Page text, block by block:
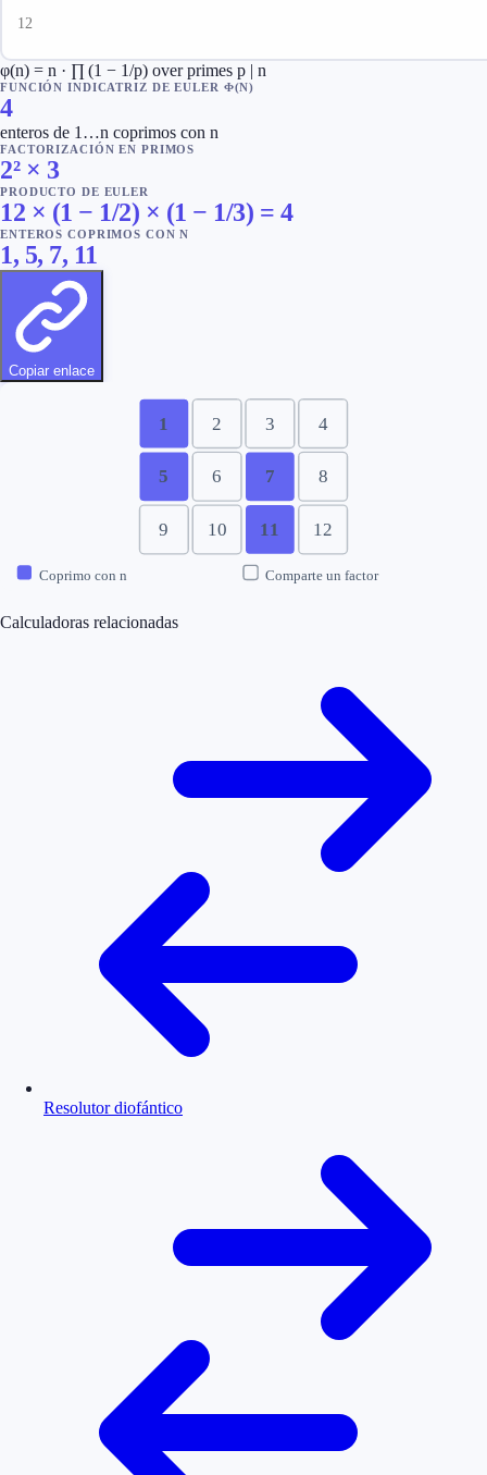
φ(n) = n · ∏ (1 − 1/p) over primes p | n
FUNCIÓN INDICATRIZ DE EULER Φ(N)
4
enteros de 1…n coprimos con n
FACTORIZACIÓN EN PRIMOS
2² × 3
PRODUCTO DE EULER
12 × (1 − 1/2) × (1 − 1/3) = 4
ENTEROS COPRIMOS CON N
1, 5, 7, 11
Copiar enlace
1 2 3 4
5 6 7 8
9 10 11 12
Coprimo con n Comparte un factor
Calculadoras relacionadas
Resolutor diofántico